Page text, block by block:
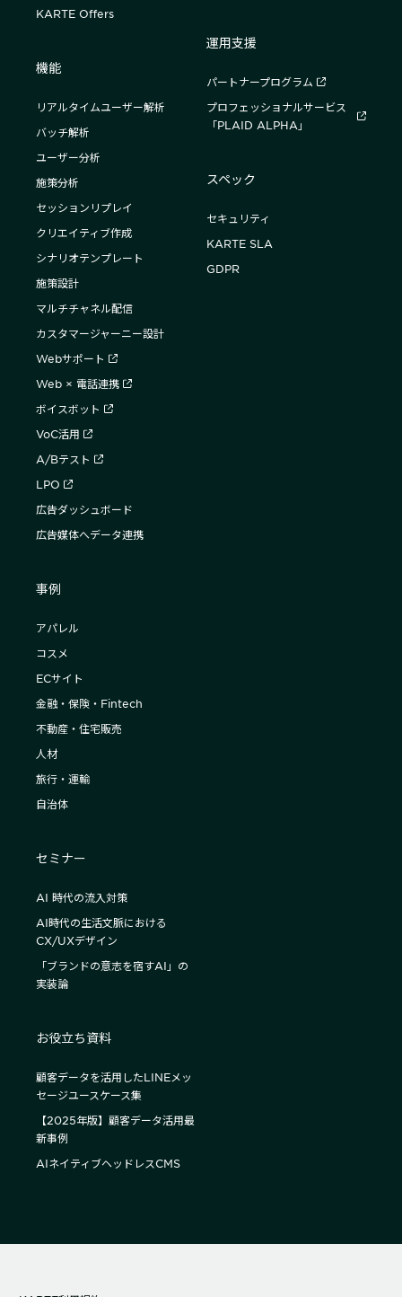
KARTE Offers
機能
リアルタイムユーザー解析
バッチ解析
ユーザー分析
施策分析
セッションリプレイ
クリエイティブ作成
シナリオテンプレート
施策設計
マルチチャネル配信
カスタマージャーニー設計
Webサポート
Web × 電話連携
ボイスボット
VoC活用
A/Bテスト
LPO
広告ダッシュボード
広告媒体へデータ連携
事例
アパレル
コスメ
ECサイト
金融・保険・Fintech
不動産・住宅販売
人材
旅行・運輸
自治体
セミナー
AI 時代の流入対策
AI時代の生活文脈における
CX/UXデザイン
「ブランドの意志を宿すAI」の
実装論
お役立ち資料
顧客データを活用したLINEメッ
セージユースケース集
【2025年版】顧客データ活用最
新事例
AIネイティブヘッドレスCMS
運用支援
パートナープログラム
プロフェッショナルサービス
「PLAID ALPHA」
スペック
セキュリティ
KARTE SLA
GDPR